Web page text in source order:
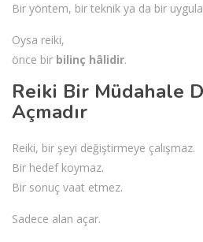
Bir yöntem, bir teknik ya da bir
Oysa reiki,
önce bir bilinç hâlidir.
Reiki Bir Müdahale
Açmadır
Reiki, bir şeyi değiştirmeye çalışmaz.
Bir hedef koymaz.
Bir sonuç vaat etmez.
Sadece alan açar.